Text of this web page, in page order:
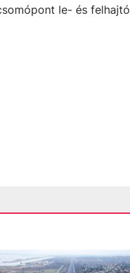
le- és felhajtó